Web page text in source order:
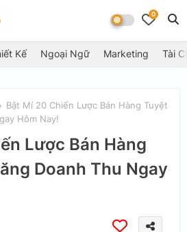
0
Kế Ngoại Ngữ Marketing Tài
Bật Mí 20 Chiến Lược Bán Hàng Tuyệt
Hôm Nay!
Lược Bán Hàng
Doanh Thu Ngay